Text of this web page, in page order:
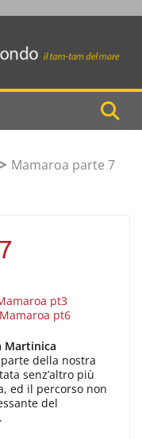
Mamaroa parte 7
pt3
Mamaroa pt6
Martinica
della nostra
senz’altro più
ed il percorso non
del